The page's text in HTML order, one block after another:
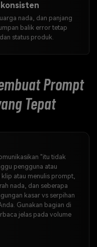
nada, dan panjang
balik error tetap
status produk.
Prompt
Tepat
"itu tidak
pengguna atau
atau menulis prompt,
nada, dan seberapa
kasar vs serpihan
Gunakan bagian di
jelas pada volume